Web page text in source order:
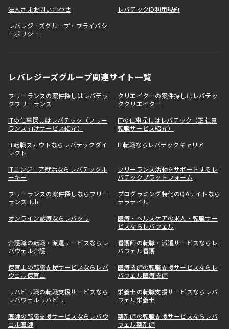
法人さまお問い合わせ レバテックID利用規約
レバレジーズグループ・プライバシ
ーポリシー
レバレジーズグループ関連サイト一覧
フリーランスの案件探しはレバテッ
クフリーランス
クリエイターの案件探しはレバテッ
ククリエイター
ITの仕事探しはレバテック（フリー
ランス向けサービス紹介）
ITの仕事探しはレバテック（正社員
転職サービス紹介）
IT転職スカウトならレバテックダイ
レクト
IT転職ならレバテックキャリア
ITエンジニア就活ならレバテックル
ーキー
フリーランス活動をサポートするレ
バテックプラットフォーム
フリーランスの案件探しならフリー
ランスHub
プログラミング特化のQAサイトなら
テラテイル
オンライン診療ならレバクリ
医療・ヘルスケアの求人・転職サー
ビスならレバウェル
介護職の転職・派遣サービスならレ
バウェル介護
看護師の転職・派遣サービスならレ
バウェル看護
保育士の転職支援サービスならレバ
ウェル保育士
医療技師の転職支援サービスならレ
バウェル医療技師
リハビリ職の転職支援サービスなら
レバウェルリハビリ
栄養士の転職支援サービスならレバ
ウェル栄養士
医師の転職支援サービスならレバウ
ェル医師
薬剤師の転職支援サービスならレバ
ウェル薬剤師